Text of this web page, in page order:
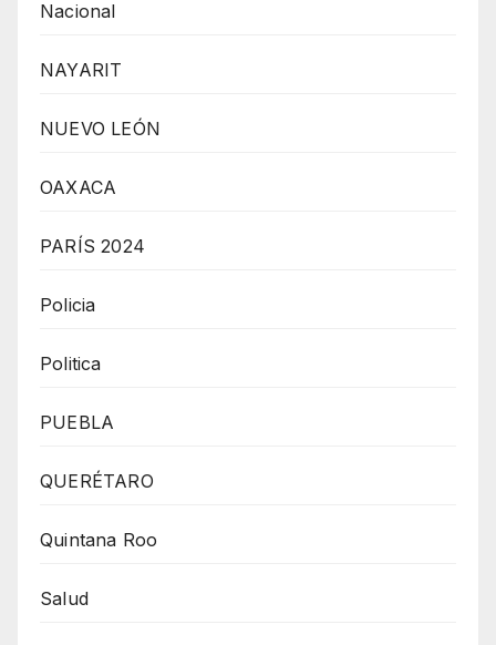
Nacional
NAYARIT
NUEVO LEÓN
OAXACA
PARÍS 2024
Policia
Politica
PUEBLA
QUERÉTARO
Quintana Roo
Salud